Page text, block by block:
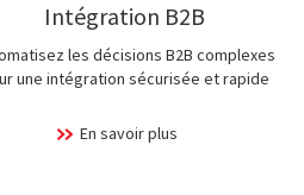
Intégration B2B
les décisions B2B complexes
une intégration sécurisée et rapide
En savoir plus